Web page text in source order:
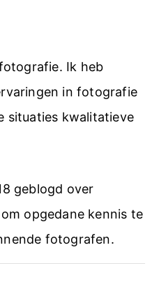
o
a
n
d
l
Ik heb
in fotografie
situaties kwalitatieve
geblogd over
opgedane kennis te
fotografen.